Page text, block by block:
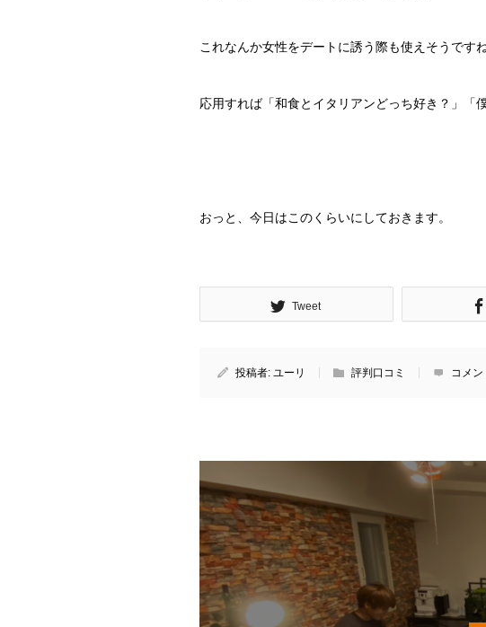
これなんか女性をデートに誘う際も使えそうです
応用すれば「和食とイタリアンどっち好き？」
おっと、今日はこのくらいにしておきます。
Tweet
投稿者: ユーリ 評判口コミ コメン